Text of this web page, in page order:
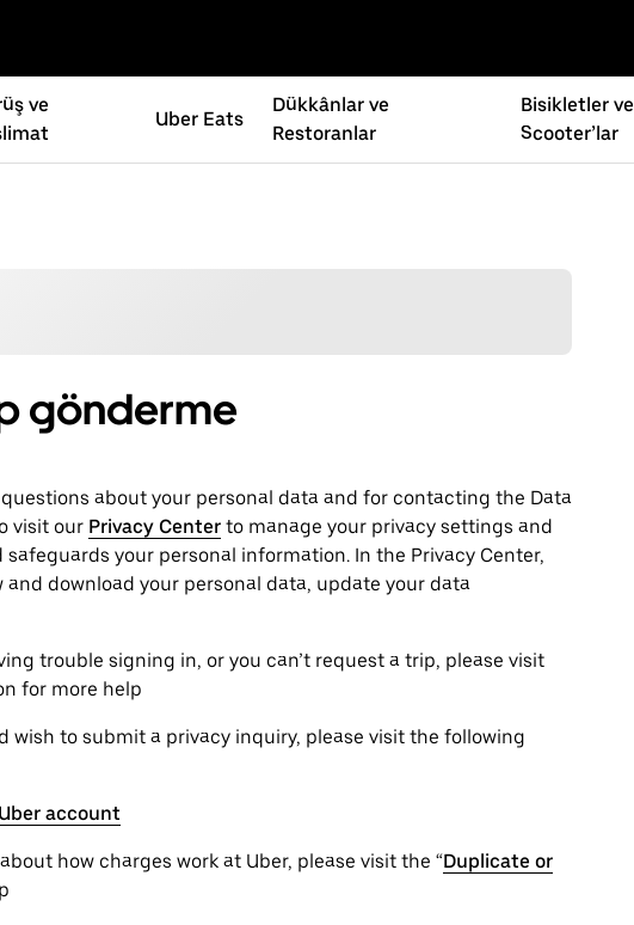
ve
Uber Eats
Dükkânlar ve
Restoranlar
Bisikletler ve
Scooter’lar
gönderme
about your personal ‌data and for contacting the ‌Data
visit our Privacy Center to manage your privacy settings and
your personal information. In the Privacy Center,
download your personal data, update your data
trouble signing in, or you can’t request a trip, please visit
for more help
wish to submit a privacy inquiry, please visit the following
account
how charges work at Uber, please visit the “Duplicate or